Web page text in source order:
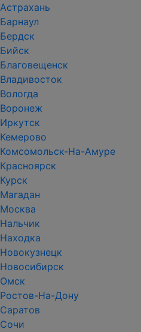
Астрахань
Барнаул
Бердск
Бийск
Благовещенск
Владивосток
Вологда
Воронеж
Иркутск
Кемерово
Комсомольск-На-Амуре
Красноярск
Курск
Магадан
Москва
Нальчик
Находка
Новокузнецк
Новосибирск
Омск
Ростов-На-Дону
Саратов
Сочи